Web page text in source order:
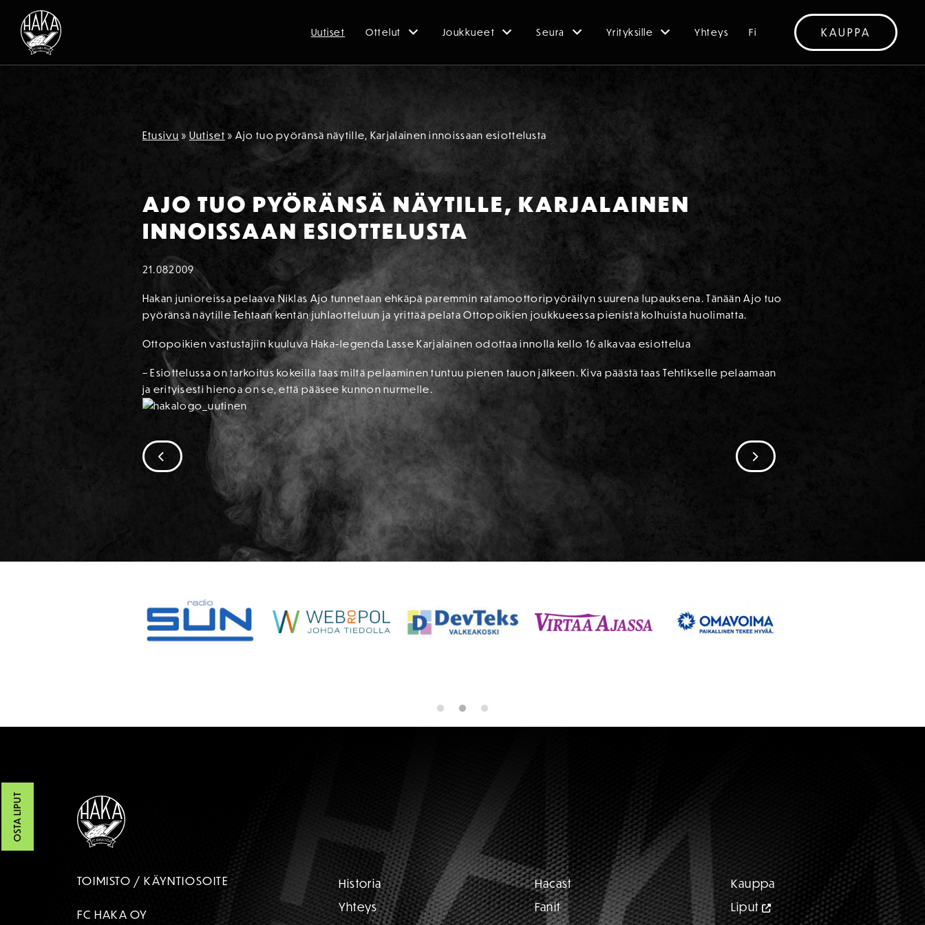
Siirry sisältöön
Uutiset Ottelut Joukkueet Seura Yrityksille Yhteys Fi KAUPPA
Etusivu » Uutiset » Ajo tuo pyöränsä näytille, Karjalainen innoissaan esiottelusta
AJO TUO PYÖRÄNSÄ NÄYTILLE, KARJALAINEN
INNOISSAAN ESIOTTELUSTA
21.082009
Hakan junioreissa pelaava Niklas Ajo tunnetaan ehkäpä paremmin ratamoottoripyöräilyn suurena lupauksena. Tänään Ajo tuo
pyöränsä näytille Tehtaan kentän juhlaotteluun ja yrittää pelata Ottopoikien joukkueessa pienistä kolhuista huolimatta.
Ottopoikien vastustajiin kuuluva Haka-legenda Lasse Karjalainen odottaa innolla kello 16 alkavaa esiottelua
– Esiottelussa on tarkoitus kokeilla taas miltä pelaaminen tuntuu pienen tauon jälkeen. Kiva päästä taas Tehtikselle pelaamaan
ja erityisesti hienoa on se, että pääsee kunnon nurmelle.
SIIRRY SEURAAVAAN
SIIRRY EDELLISEEN
OSTA LIPUT
TOIMISTO / KÄYNTIOSOITE
FC HAKA OY
Historia
Yhteys
Hacast
Fanit
Kauppa
Liput